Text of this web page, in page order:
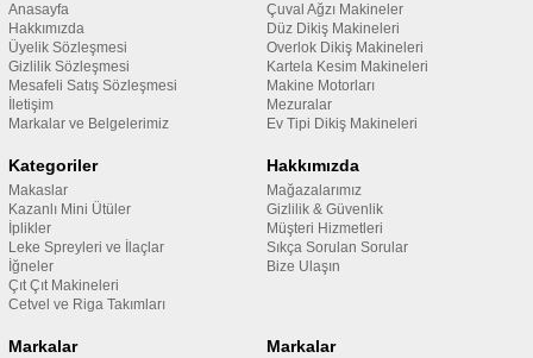
Anasayfa
Hakkımızda
Üyelik Sözleşmesi
Gizlilik Sözleşmesi
Mesafeli Satış Sözleşmesi
İletişim
Markalar ve Belgelerimiz
Çuval Ağzı Makineler
Düz Dikiş Makineleri
Overlok Dikiş Makineleri
Kartela Kesim Makineleri
Makine Motorları
Mezuralar
Ev Tipi Dikiş Makineleri
Kategoriler
Makaslar
Kazanlı Mini Ütüler
İplikler
Leke Spreyleri ve İlaçlar
İğneler
Çıt Çıt Makineleri
Cetvel ve Riga Takımları
Hakkımızda
Mağazalarımız
Gizlilik & Güvenlik
Müşteri Hizmetleri
Sıkça Sorulan Sorular
Bize Ulaşın
Markalar Markalar